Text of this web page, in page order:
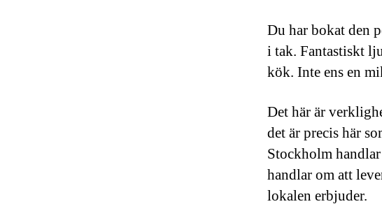
Du har bokat den
i tak. Fantastiskt
kök. Inte ens en
Det här är
det är precis här
Stockholm
handlar om att
lokalen erbjuder.